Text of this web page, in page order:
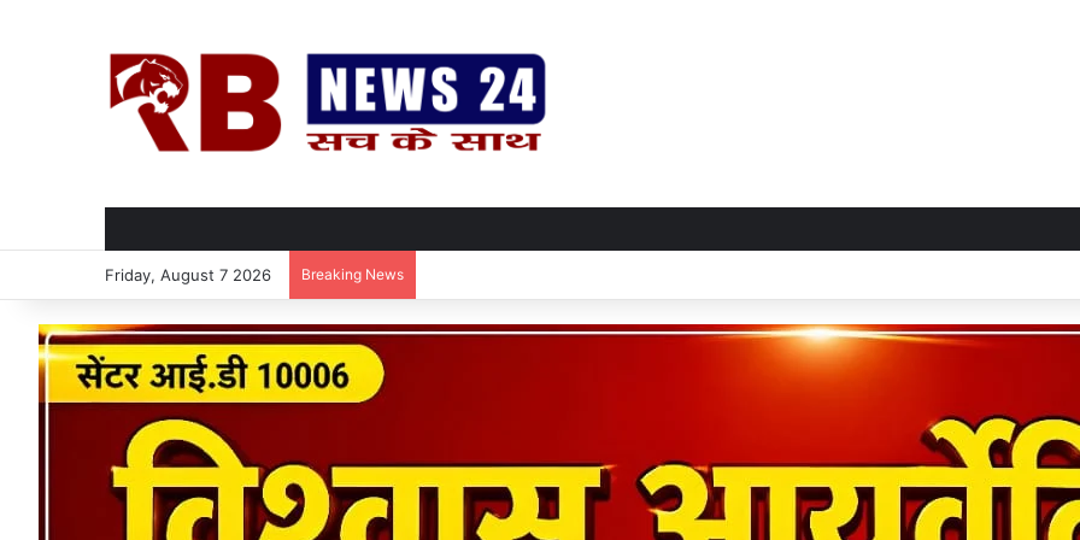
Friday, August 7 2026 Breaking News